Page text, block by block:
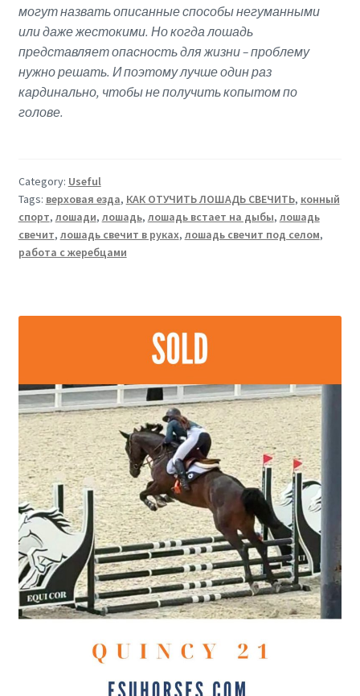
могут назвать описанные способы негуманными
или даже жестокими. Но когда лошадь
представляет опасность для жизни – проблему
нужно решать. И поэтому лучше один раз
кардинально, чтобы не получить копытом по
голове.
Category: Useful
Tags: верховая езда, КАК ОТУЧИТЬ ЛОШАДЬ СВЕЧИТЬ, конный
спорт, лошади, лошадь, лошадь встает на дыбы, лошадь
свечит, лошадь свечит в руках, лошадь свечит под селом,
работа с жеребцами